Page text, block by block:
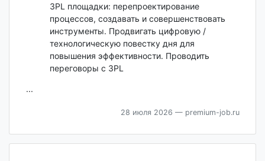
3PL площадки: перепроектирование
процессов, создавать и совершенствовать
инструменты. Продвигать цифровую /
технологическую повестку дня для
повышения эффективности. Проводить
переговоры с 3PL
...
28 июля 2026 — premium-job.ru